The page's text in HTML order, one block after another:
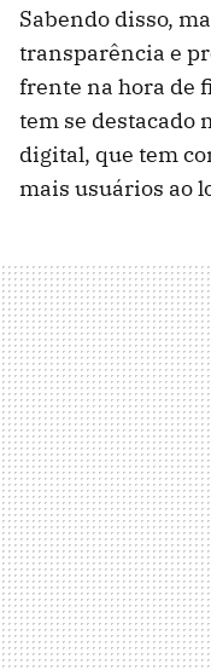
Sabendo disso,
transparência e
frente na hora de
tem se destacado
digital, que tem
mais usuários ao